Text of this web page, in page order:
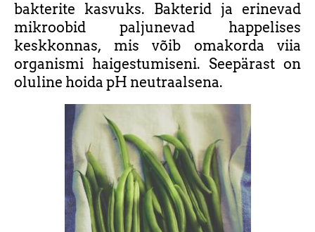
bakterite kasvuks. Bakterid ja erinevad
mikroobid paljunevad happelises
keskkonnas, mis võib omakorda viia
organismi haigestumiseni. Seepärast on
oluline hoida pH neutraalsena.